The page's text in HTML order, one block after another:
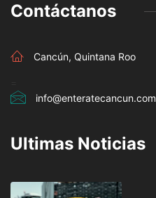
Contáctanos
Cancún, Quintana Roo
info@enteratecancun.com
Ultimas Noticias